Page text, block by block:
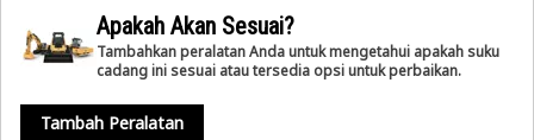
Apakah Akan Sesuai?
Tambahkan peralatan Anda untuk mengetahui apakah suku
cadang ini sesuai atau tersedia opsi untuk perbaikan.
Tambah Peralatan